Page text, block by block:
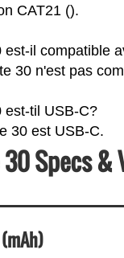
CAT21 ().
est-il compatible
30 n'est pas
est-til USB-C?
30 est USB-C.
Specs &